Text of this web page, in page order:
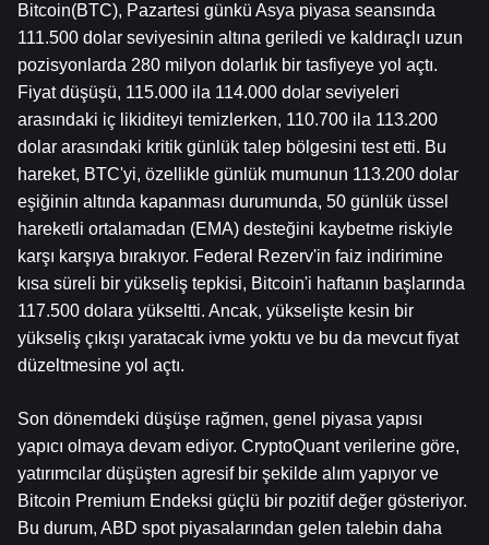
Bitcoin(BTC), Pazartesi günkü Asya piyasa seansında
111.500 dolar seviyesinin altına geriledi ve kaldıraçlı uzun
pozisyonlarda 280 milyon dolarlık bir tasfiyeye yol açtı.
Fiyat düşüşü, 115.000 ila 114.000 dolar seviyeleri
arasındaki iç likiditeyi temizlerken, 110.700 ila 113.200
dolar arasındaki kritik günlük talep bölgesini test etti. Bu
hareket, BTC'yi, özellikle günlük mumunun 113.200 dolar
eşiğinin altında kapanması durumunda, 50 günlük üssel
hareketli ortalamadan (EMA) desteğini kaybetme riskiyle
karşı karşıya bırakıyor. Federal Rezerv'in faiz indirimine
kısa süreli bir yükseliş tepkisi, Bitcoin'i haftanın başlarında
117.500 dolara yükseltti. Ancak, yükselişte kesin bir
yükseliş çıkışı yaratacak ivme yoktu ve bu da mevcut fiyat
düzeltmesine yol açtı.
Son dönemdeki düşüşe rağmen, genel piyasa yapısı
yapıcı olmaya devam ediyor. CryptoQuant verilerine göre,
yatırımcılar düşüşten agresif bir şekilde alım yapıyor ve
Bitcoin Premium Endeksi güçlü bir pozitif değer gösteriyor.
Bu durum, ABD spot piyasalarından gelen talebin daha